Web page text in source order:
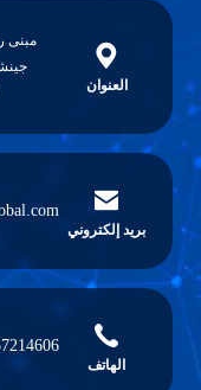
العنوان
بريد إلكتروني
الهاتف